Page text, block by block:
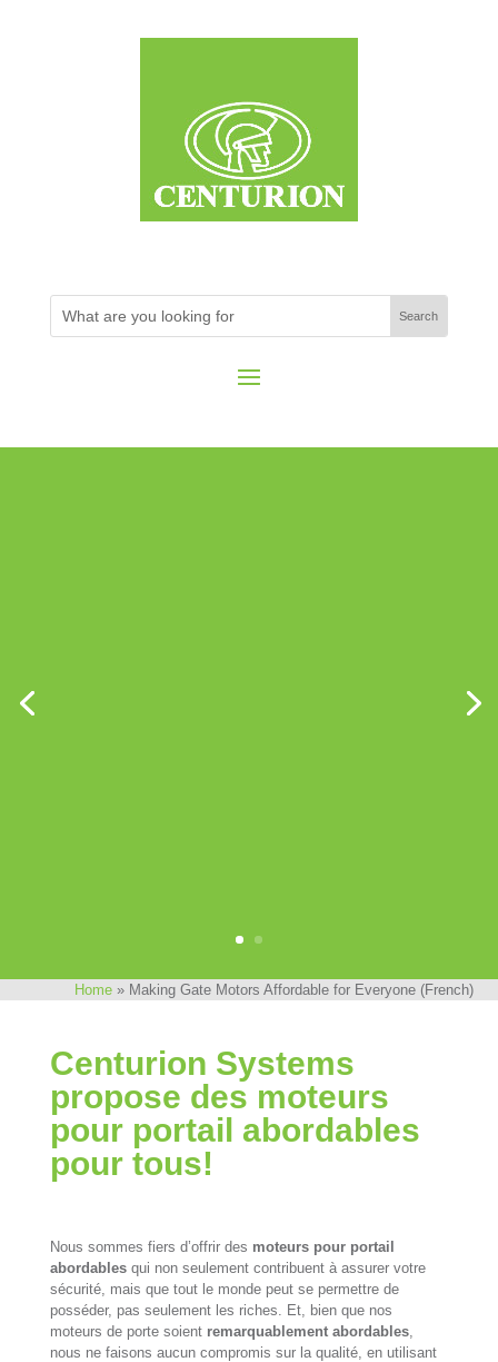
Home » Making Gate Motors Affordable for Everyone (French)
Centurion Systems
propose des moteurs
pour portail abordables
pour tous!
Nous sommes fiers d’offrir des moteurs pour portail
abordablesqui non seulement contribuent à assurer votre
sécurité, mais que tout le monde peut se permettre de
posséder, pas seulement les riches. Et, bien que nos
moteurs de porte soient remarquablement abordables,
nous ne faisons aucun compromis sur la qualité, en utilisant